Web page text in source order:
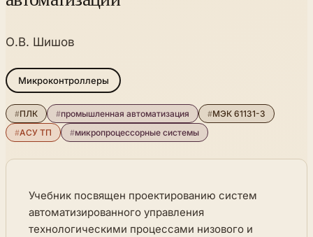
О.В. Шишов
Микроконтроллеры
#ПЛК #промышленная автоматизация #МЭК 61131-3
#АСУ ТП #микропроцессорные системы
Учебник посвящен проектированию систем
автоматизированного управления
технологическими процессами низового и